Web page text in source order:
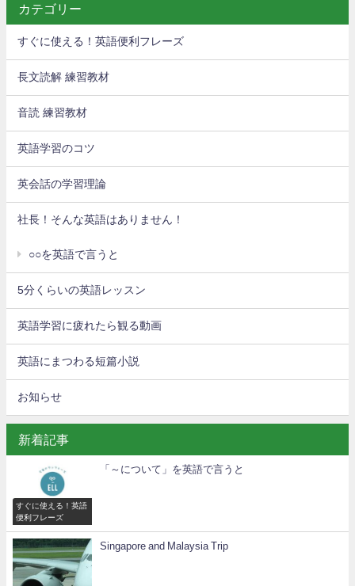
カテゴリー
すぐに使える！英語便利フレーズ
長文読解 練習教材
音読 練習教材
英語学習のコツ
英会話の学習理論
社長！そんな英語はありません！
○○を英語で言うと
5分くらいの英語レッスン
英語学習に疲れたら観る動画
英語にまつわる短篇小説
お知らせ
新着記事
すぐに使える！英語
便利フレーズ
「～について」を英語で言うと
Singapore and Malaysia Trip